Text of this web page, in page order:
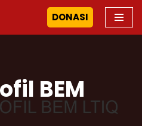
DONASI
BEM